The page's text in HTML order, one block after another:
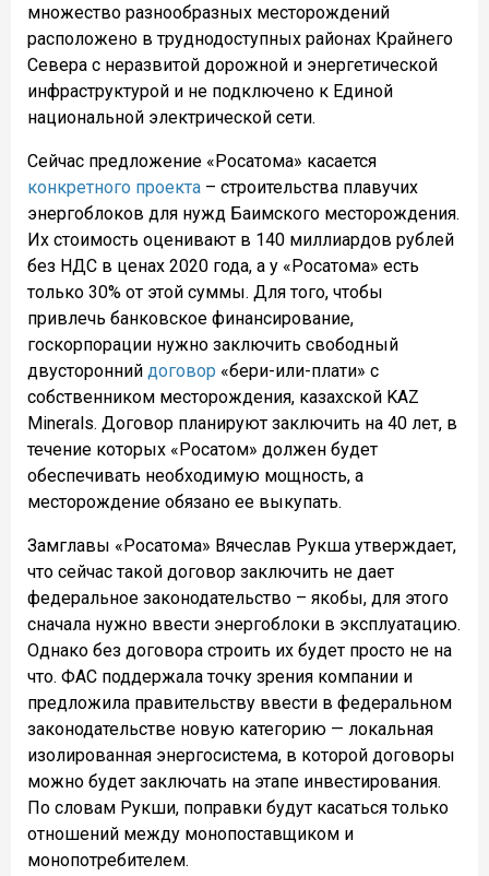
множество разнообразных месторождений
расположено в труднодоступных районах Крайнего
Севера с неразвитой дорожной и энергетической
инфраструктурой и не подключено к Единой
национальной электрической сети.
Сейчас предложение «Росатома» касается
конкретного проекта – строительства плавучих
энергоблоков для нужд Баимского месторождения.
Их стоимость оценивают в 140 миллиардов рублей
без НДС в ценах 2020 года, а у «Росатома» есть
только 30% от этой суммы. Для того, чтобы
привлечь банковское финансирование,
госкорпорации нужно заключить свободный
двусторонний договор «бери-или-плати» с
собственником месторождения, казахской KAZ
Minerals. Договор планируют заключить на 40 лет, в
течение которых «Росатом» должен будет
обеспечивать необходимую мощность, а
месторождение обязано ее выкупать.
Замглавы «Росатома» Вячеслав Рукша утверждает,
что сейчас такой договор заключить не дает
федеральное законодательство – якобы, для этого
сначала нужно ввести энергоблоки в эксплуатацию.
Однако без договора строить их будет просто не на
что. ФАС поддержала точку зрения компании и
предложила правительству ввести в федеральном
законодательстве новую категорию — локальная
изолированная энергосистема, в которой договоры
можно будет заключать на этапе инвестирования.
По словам Рукши, поправки будут касаться только
отношений между монопоставщиком и
монопотребителем.